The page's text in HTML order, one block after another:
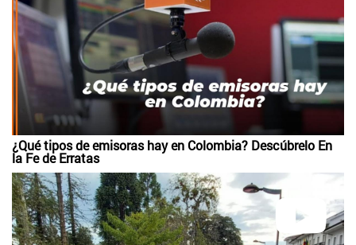
¿Qué tipos de emisoras hay en Colombia? Descúbrelo En
la Fe de Erratas